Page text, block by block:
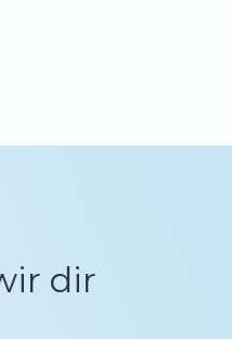
anzeigen
dir